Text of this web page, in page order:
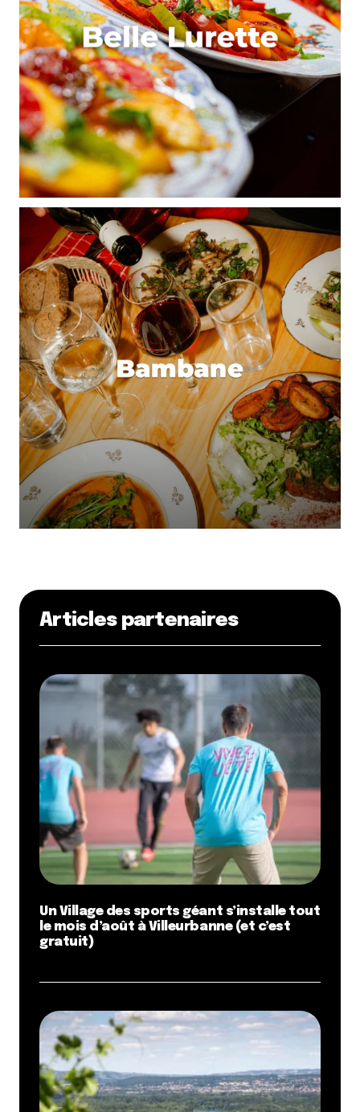
Articles partenaires
Un Village des sports géant s’installe tout
le mois d’août à Villeurbanne (et c’est
gratuit)